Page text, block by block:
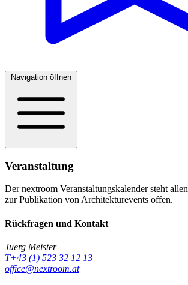
Navigation öffnen
Veranstaltung
Der nextroom Veranstaltungskalender steht
zur Publikation von Architekturevents offen.
Rückfragen und Kontakt
Juerg Meister
T+43 (1) 523 32 12 13
office@nextroom.at